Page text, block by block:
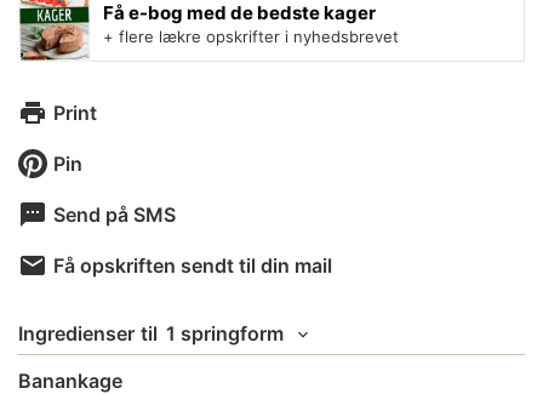
Få e-bog med de bedste kager
+ flere lækre opskrifter i nyhedsbrevet
Print
Pin
Send på SMS
Få opskriften sendt til din mail
Ingredienser til 1 springform
Banankage